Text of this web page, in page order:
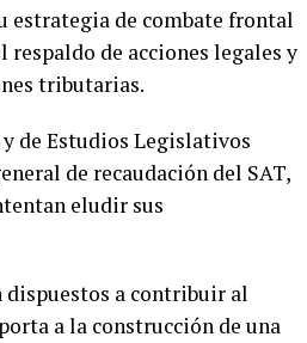
estrategia de combate frontal
de acciones legales y
tributarias.
de Estudios Legislativos
de recaudación del SAT,
eludir sus
dispuestos a contribuir al
a la construcción de una